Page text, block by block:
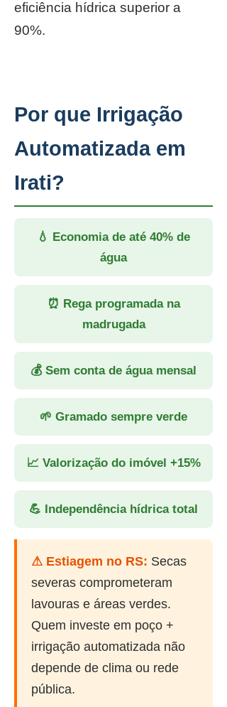
eficiência hídrica superior a
90%.
Por que Irrigação
Automatizada em
Irati?
💧 Economia de até 40% de
água
⏰ Rega programada na
madrugada
💰 Sem conta de água mensal
🌱 Gramado sempre verde
📈 Valorização do imóvel +15%
💪 Independência hídrica total
⚠ Estiagem no RS: Secas
severas comprometeram
lavouras e áreas verdes.
Quem investe em poço +
irrigação automatizada não
depende de clima ou rede
pública.